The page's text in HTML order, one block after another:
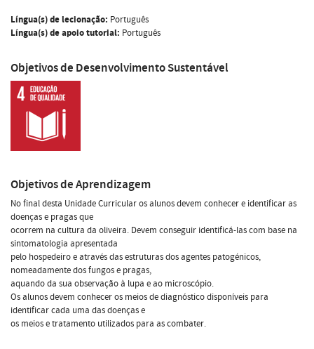
Língua(s) de lecionação: Português
Língua(s) de apoio tutorial: Português
Objetivos de Desenvolvimento Sustentável
Objetivos de Aprendizagem
No final desta Unidade Curricular os alunos devem conhecer e identificar as
doenças e pragas que
ocorrem na cultura da oliveira. Devem conseguir identificá-las com base na
sintomatologia apresentada
pelo hospedeiro e através das estruturas dos agentes patogénicos,
nomeadamente dos fungos e pragas,
aquando da sua observação à lupa e ao microscópio.
Os alunos devem conhecer os meios de diagnóstico disponíveis para
identificar cada uma das doenças e
os meios e tratamento utilizados para as combater.